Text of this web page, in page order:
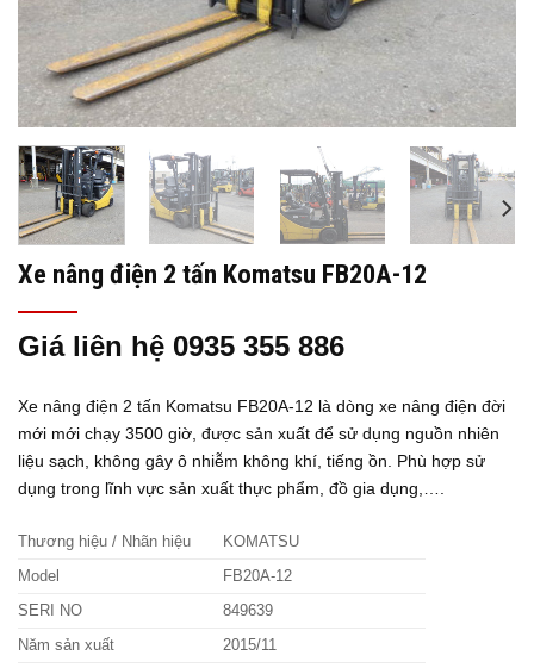
Xe nâng điện 2 tấn Komatsu FB20A-12
Giá liên hệ 0935 355 886
Xe nâng điện 2 tấn Komatsu FB20A-12 là dòng xe nâng điện đời
mới mới chạy 3500 giờ, được sản xuất để sử dụng nguồn nhiên
liệu sạch, không gây ô nhiễm không khí, tiếng ồn. Phù hợp sử
dụng trong lĩnh vực sản xuất thực phẩm, đồ gia dụng,….
Thương hiệu / Nhãn hiệu
KOMATSU
Model
FB20A-12
SERI NO
849639
Năm sản xuất
2015/11